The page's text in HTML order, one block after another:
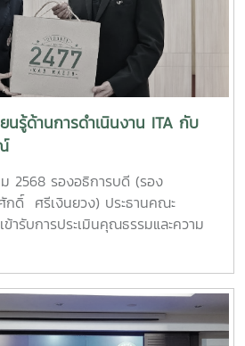
ธานคณะกรรมการดำเนินงานเพื่อเข้ารับ
วามโปร่งใสในการดำเนินงานของหน่วย
วิทยาลัยแม่โจ้ เป็นประธานในพิธีเปิด
ยุทธนา จาวรุ่งฤทธิ์ และ คุณสราวุฒิ
งกันการทุจริตชำนาญการพิเศษ สังกัด
ทุจริต สำนักงานคณะกรรมการ
ทุจริตแห่งชาติ หรือ ป.ป.ช. เป็น
ริตและสินบน" โครงการนี้ มีผู้บริหาร
น่วยงานต่างๆ ภายในมหาวิทยาลัยเข้า
นไซต์ จำนวนกว่า 100 คน ณ ห้อง
ชติ อาคารอำนวย ยศสุข มหาวิทยาลัย
อดสดผ่านช่องทาง Youtube ช่อง
รดังกล่าวถือเป็นส่วนหนึ่งในการผลัก
ฒนาการป้องกันและปราบปรามการ
ตามแผนปฏิบัติการมหาวิทยาลัยแม่โจ้
นรู้ด้านการดำเนินงาน ITA กับ
2568 รองอธิการบดี (รอง
กดิ์ ศรีเงินยวง) ประธานคณะ
ารับการประเมินคุณธรรมและความ
ยฝ่ายกฎหมาย สำนักงานมหาวิทยาลัย
กรรมการดังกล่าว ได้เดินทางเข้าพบปะ
รดำเนินงาน ITA ร่วมกับมหาวิทยาลัย
มหาวิทยาลัยวลัยลักษณ์ จังหวัด